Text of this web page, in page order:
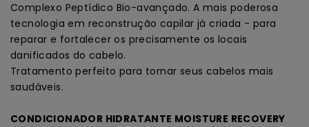
Complexo Peptídico Bio-avançado. A mais poderosa
tecnologia em reconstrução capilar já criada - para
reparar e fortalecer os precisamente os locais
danificados do cabelo.
Tratamento perfeito para tornar seus cabelos mais
saudáveis.
CONDICIONADOR HIDRATANTE MOISTURE RECOVERY